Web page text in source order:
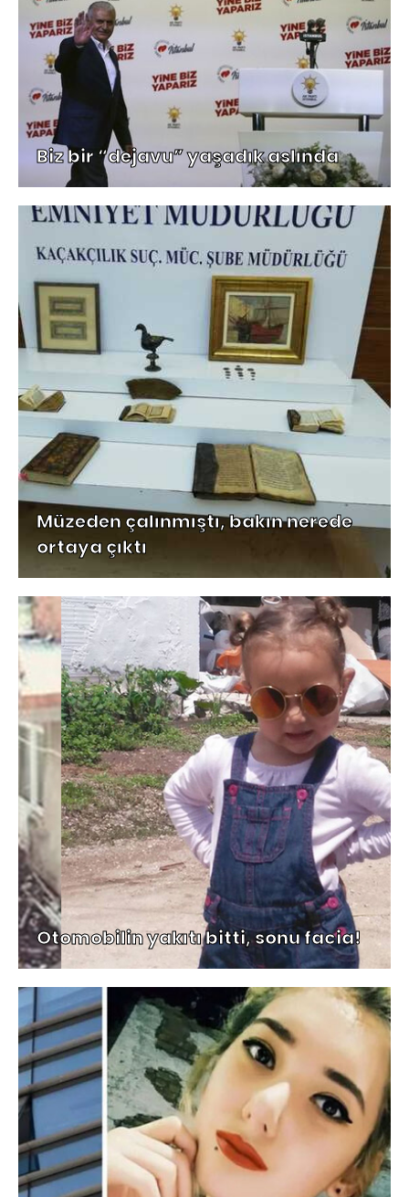
Biz bir “dejavu” yaşadık aslında
Müzeden çalınmıştı, bakın nerede
ortaya çıktı
Otomobilin yakıtı bitti, sonu facia!